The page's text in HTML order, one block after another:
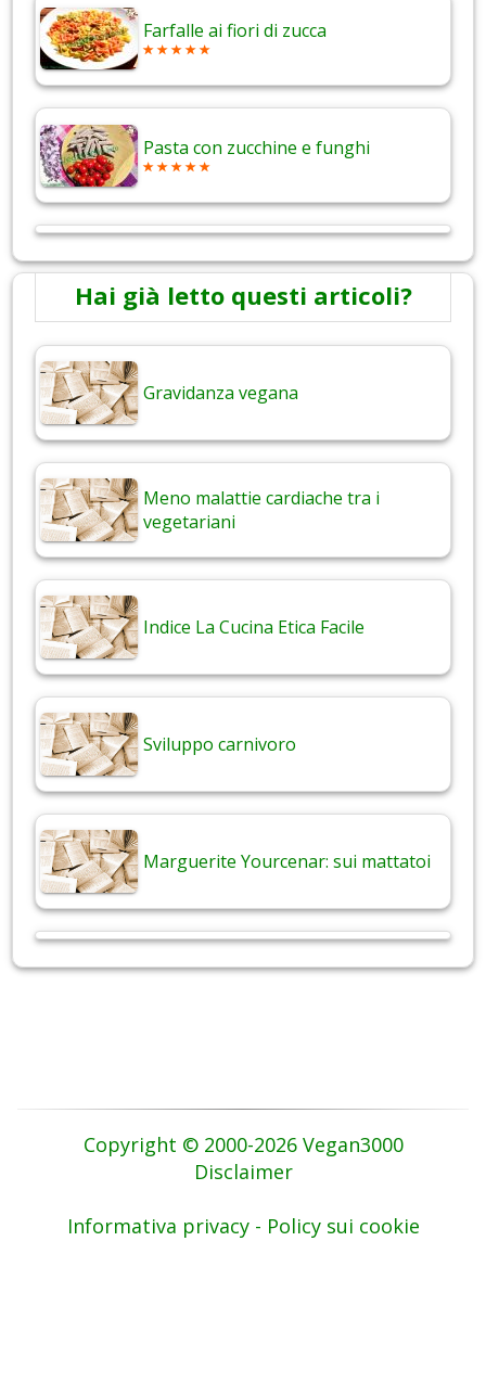
Farfalle ai fiori di zucca
Pasta con zucchine e funghi
Hai già letto questi articoli?
Gravidanza vegana
Meno malattie cardiache tra i
vegetariani
Indice La Cucina Etica Facile
Sviluppo carnivoro
Marguerite Yourcenar: sui mattatoi
Copyright © 2000-2026 Vegan3000
Disclaimer
Informativa privacy - Policy sui cookie